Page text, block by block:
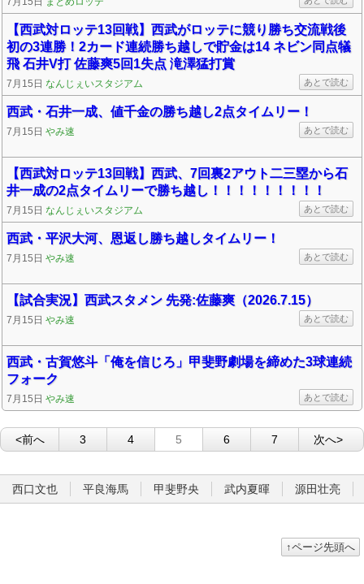
【西武対ロッテ13回戦】西武がロッテに競り勝ち交流戦後
初の3連勝！2カード連続勝ち越しで貯金は14 ネビン同点犠
飛 石井V打 佐藤爽5回1失点 滝澤猛打賞
7月15日 なんじぇいスタジアム あとで読む
西武・石井一成、値千金の勝ち越し2点タイムリー！
7月15日 やみ速 あとで読む
【西武対ロッテ13回戦】西武、7回裏2アウト二三塁から石
井一成の2点タイムリーで勝ち越し！！！！！！！！！
7月15日 なんじぇいスタジアム あとで読む
西武・平沢大河、恩返し勝ち越しタイムリー！
7月15日 やみ速 あとで読む
【試合実況】西武スタメン 先発:佐藤爽（2026.7.15）
7月15日 やみ速 あとで読む
西武・古賀悠斗「俺を信じろ」甲斐野劇場を締めた3球連続
フォーク
7月15日 やみ速 あとで読む
<前へ 3 4 5 6 7 次へ>
西口文也 平良海馬 甲斐野央 武内夏暉 源田壮亮
↑ページ先頭へ